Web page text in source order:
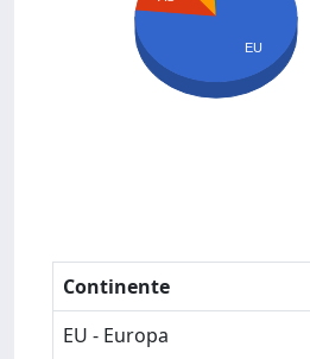
EU
Continente
EU - Europa